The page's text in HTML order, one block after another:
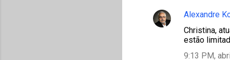
Alexandre
Christina,
estão
9:13 PM,